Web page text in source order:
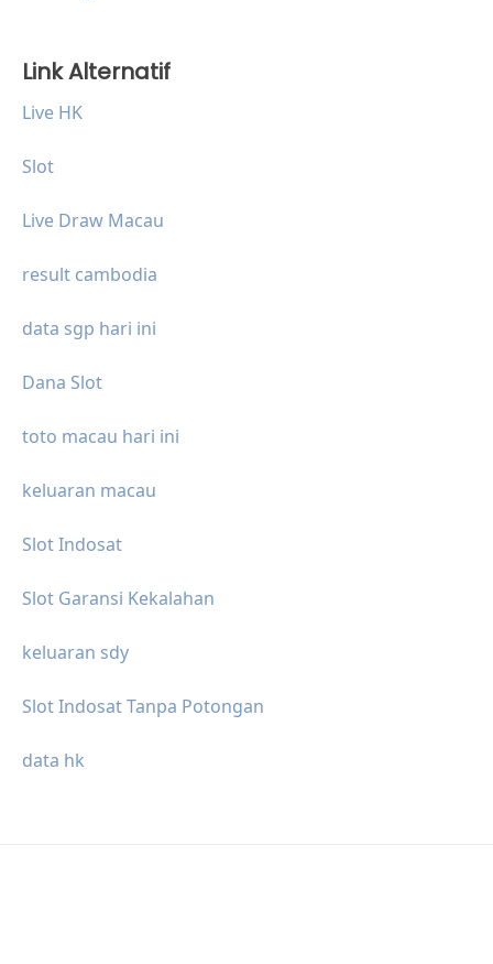
Link Alternatif
Live HK
Slot
Live Draw Macau
result cambodia
data sgp hari ini
Dana Slot
toto macau hari ini
keluaran macau
Slot Indosat
Slot Garansi Kekalahan
keluaran sdy
Slot Indosat Tanpa Potongan
data hk